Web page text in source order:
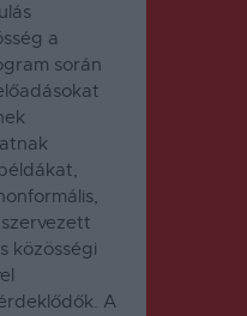
a
során
közösségi
A